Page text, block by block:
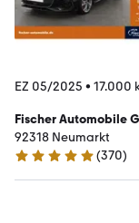
EZ 05/2025 • 17.000
Fischer Automobile
92318 Neumarkt
4.8 Sterne
(370)